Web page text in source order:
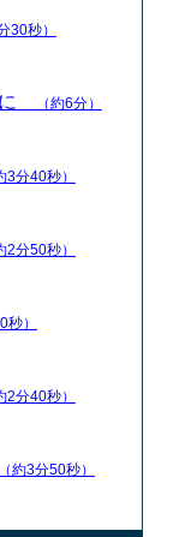
30秒）
に （約6分）
3分40秒）
2分50秒）
秒）
2分40秒）
（約3分50秒）